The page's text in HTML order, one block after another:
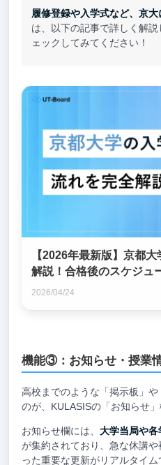
履修登録や入学式など、京
は、以下の記事で詳しく解
ェックしてみてください！
【2026年最新版】京都
解説！合格後のスケジュ
2026/04/24
機能③：お知らせ・授業
高校までのような「掲示板」
のが、KULASISの「お知らせ」
お知らせ欄には、 大学当局や
が集約されており、急な休講
った重要な更新がリアルタイム